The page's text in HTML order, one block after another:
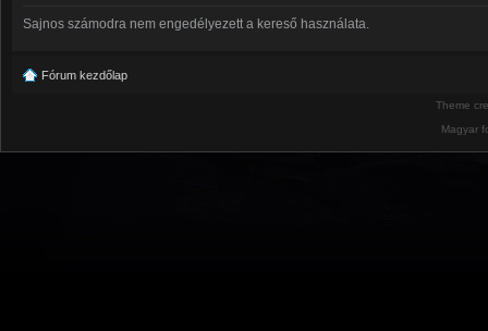
Sajnos számodra nem engedélyezett a kereső használata.
Fórum kezdőlap
Theme
Magyar